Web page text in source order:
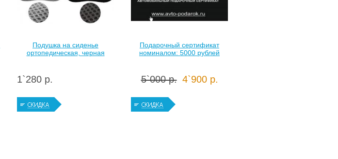
Подушка на сиденье
ортопедическая, черная
1`280 р.
Подарочный сертификат
номиналом: 5000 рублей
5`000 р. 4`900 р.